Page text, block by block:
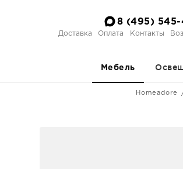
8 (495) 545-
Доставка Оплата Контакты
Мебель
Homeadore